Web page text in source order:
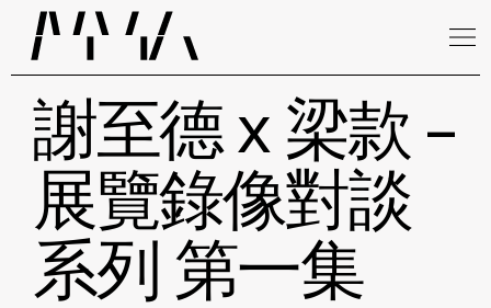
謝至德 x 梁款 –
展覽錄像對談
系列 第一集